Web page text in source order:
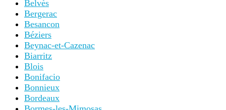
Belvès
Bergerac
Besancon
Béziers
Beynac-et-Cazenac
Biarritz
Blois
Bonifacio
Bonnieux
Bordeaux